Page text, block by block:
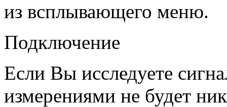
из всплывающего меню.
Подключение
Если Вы исследуете
измерениями не будет